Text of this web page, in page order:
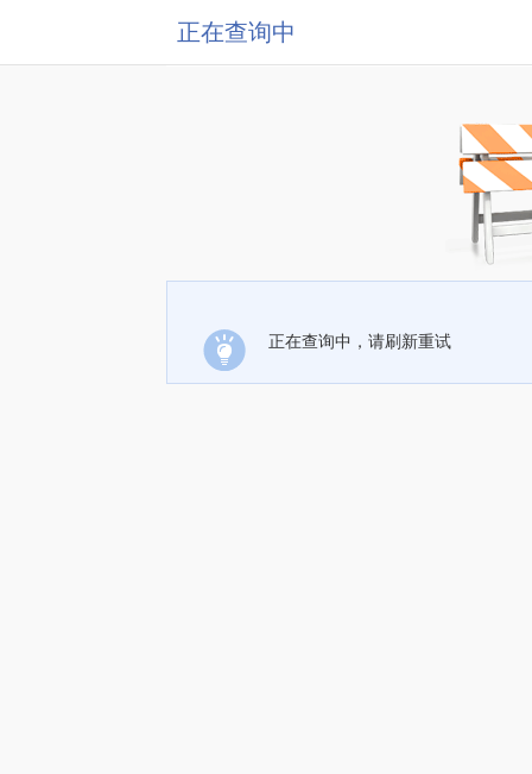
正在查询中
正在查询中，请刷新重试